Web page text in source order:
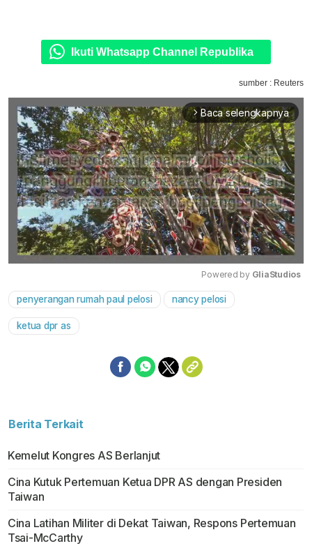
Ikuti Whatsapp Channel Republika
sumber : Reuters
arrow_forward_ios Baca selengkapnya
Powered by GliaStudios
penyerangan rumah paul pelosi nancy pelosi
ketua dpr as
Berita Terkait
Kemelut Kongres AS Berlanjut
Cina Kutuk Pertemuan Ketua DPR AS dengan Presiden
Taiwan
Cina Latihan Militer di Dekat Taiwan, Respons Pertemuan
Tsai-McCarthy